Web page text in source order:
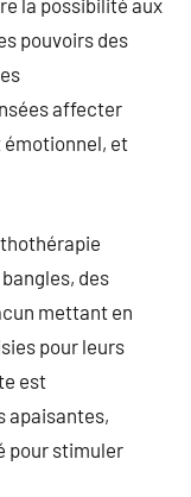
la possibilité aux
pouvoirs des
affecter
émotionnel, et
des
mettant en
pour leurs
est
apaisantes,
pour stimuler